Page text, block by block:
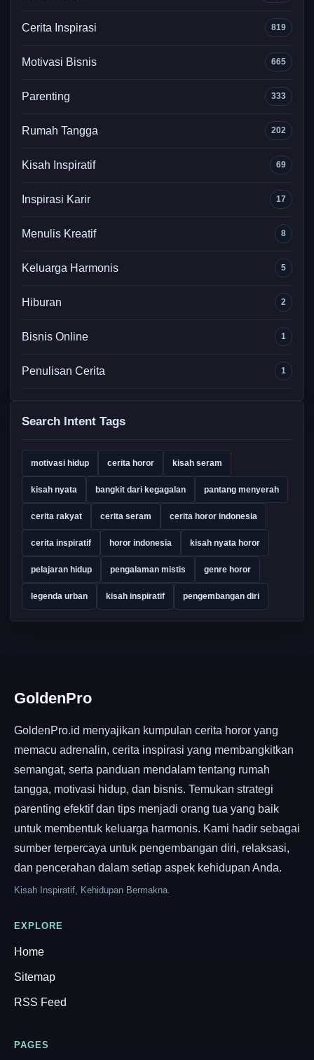
Cerita Inspirasi 819
Motivasi Bisnis 665
Parenting 333
Rumah Tangga 202
Kisah Inspiratif 69
Inspirasi Karir 17
Menulis Kreatif 8
Keluarga Harmonis 5
Hiburan 2
Bisnis Online 1
Penulisan Cerita 1
Search Intent Tags
motivasi hidup cerita horor kisah seram
kisah nyata bangkit dari kegagalan pantang menyerah
cerita rakyat cerita seram cerita horor indonesia
cerita inspiratif horor indonesia kisah nyata horor
pelajaran hidup pengalaman mistis genre horor
legenda urban kisah inspiratif pengembangan diri
GoldenPro
GoldenPro.id menyajikan kumpulan cerita horor yang
memacu adrenalin, cerita inspirasi yang membangkitkan
semangat, serta panduan mendalam tentang rumah
tangga, motivasi hidup, dan bisnis. Temukan strategi
parenting efektif dan tips menjadi orang tua yang baik
untuk membentuk keluarga harmonis. Kami hadir sebagai
sumber terpercaya untuk pengembangan diri, relaksasi,
dan pencerahan dalam setiap aspek kehidupan Anda.
Kisah Inspiratif, Kehidupan Bermakna.
EXPLORE
Home
Sitemap
RSS Feed
PAGES